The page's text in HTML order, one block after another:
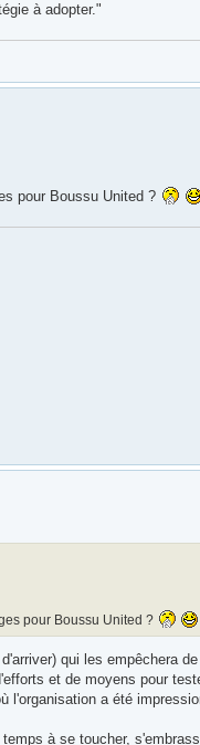
à adopter."
pour Boussu United ?
pour Boussu United ?
qui les empêchera
et de moyens pour
a été
à se toucher,